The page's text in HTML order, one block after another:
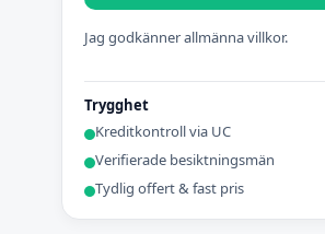
Jag godkänner allmänna villkor.
Trygghet
Kreditkontroll via UC
Verifierade besiktningsmän
Tydlig offert & fast pris